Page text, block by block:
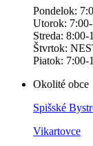
Pondelok:
Utorok:
Streda:
Štvrtok:
Piatok:
Okolité obce
Spišské
Vikartovce